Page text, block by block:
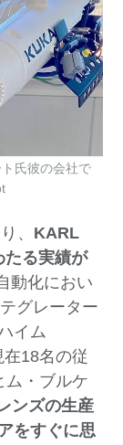
、 KARL
たる実績が
動化におい
グレーター
イム
18名の従
ム・ブルケ
ンズの生産
をすぐに思
氏彼の会社で